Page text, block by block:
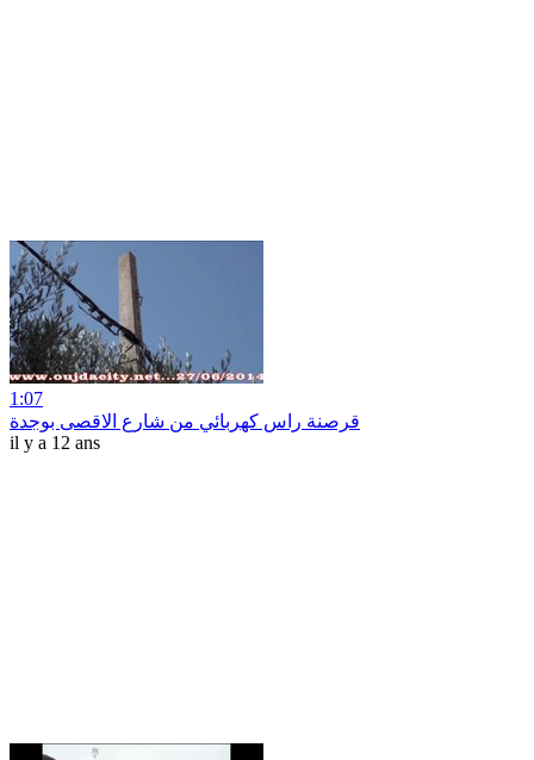
1:07
قرصنة راس كهربائي من شارع الاقصى بوجدة
il y a 12 ans